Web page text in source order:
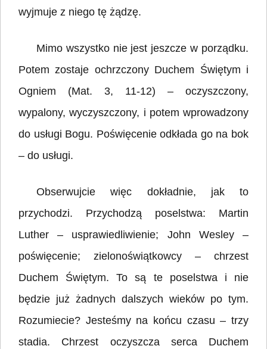
wyjmuje z niego tę żądzę.
Mimo wszystko nie jest jeszcze w porządku.
Potem zostaje ochrzczony Duchem Świętym i
Ogniem (Mat. 3, 11-12) – oczyszczony,
wypalony, wyczyszczony, i potem wprowadzony
do usługi Bogu. Poświęcenie odkłada go na bok
– do usługi.
Obserwujcie więc dokładnie, jak to
przychodzi. Przychodzą poselstwa: Martin
Luther – usprawiedliwienie; John Wesley –
poświęcenie; zielonoświątkowcy – chrzest
Duchem Świętym. To są te poselstwa i nie
będzie już żadnych dalszych wieków po tym.
Rozumiecie? Jesteśmy na końcu czasu – trzy
stadia. Chrzest oczyszcza serca Duchem